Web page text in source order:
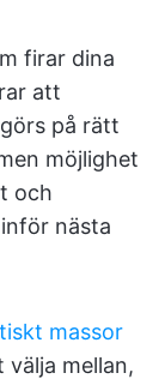
firar dina
att
på rätt
möjlighet
och
nästa
massor
välja mellan,